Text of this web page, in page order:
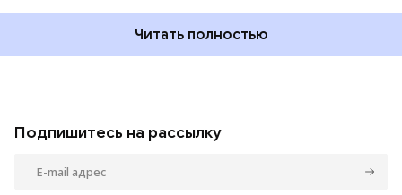
Читать полностью
Подпишитесь на рассылку